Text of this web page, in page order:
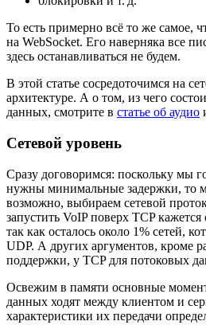
То есть примерно всё то же самое,
на WebSocket. Его наверняка все
здесь останавливаться не будем.
В этой статье сосредоточимся на
архитектуре. А о том, из чего
данных, смотрите в статье об аудио
Сетевой уровень
Сразу договоримся: поскольку мы
нужны минимальные задержки, то
возможно, выбираем сетевой
запустить VoIP поверх TCP кажется
так как осталось около 1% сетей,
UDP. А других аргументов, кроме
поддержки, у TCP для потоковых
Освежим в памяти основные
данных ходят между клиентом и
характеристики их передачи